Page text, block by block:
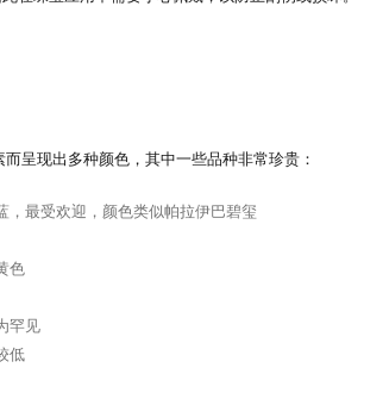
呈现出多种颜色，其中一些品种非常珍贵：
，最受欢迎，颜色类似帕拉伊巴碧玺
色
罕见
低